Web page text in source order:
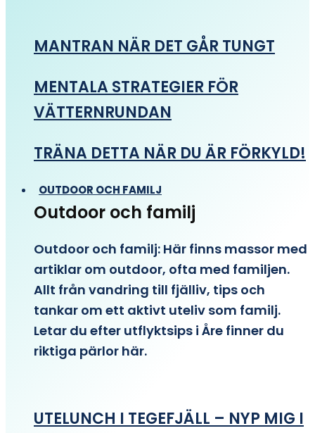
MANTRAN NÄR DET GÅR TUNGT
MENTALA STRATEGIER FÖR
VÄTTERNRUNDAN
TRÄNA DETTA NÄR DU ÄR FÖRKYLD!
OUTDOOR OCH FAMILJ
Outdoor och familj
Outdoor och familj: Här finns massor med
artiklar om outdoor, ofta med familjen.
Allt från vandring till fjälliv, tips och
tankar om ett aktivt uteliv som familj.
Letar du efter utflyktsips i Åre finner du
riktiga pärlor här.
UTELUNCH I TEGEFJÄLL – NYP MIG I